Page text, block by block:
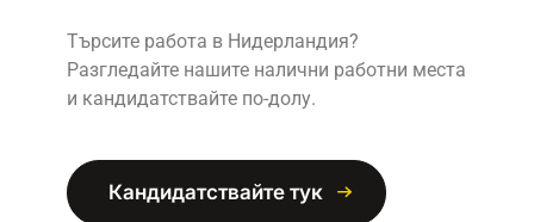
Търсите работа в Нидерландия?
Разгледайте нашите налични работни места
и кандидатствайте по-долу.
Кандидатствайте тук